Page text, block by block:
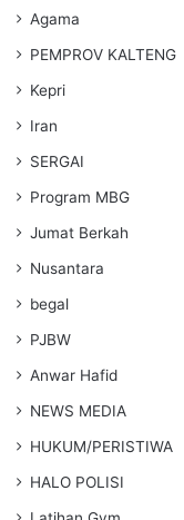
Agama
PEMPROV KALTENG
Kepri
Iran
SERGAI
Program MBG
Jumat Berkah
Nusantara
begal
PJBW
Anwar Hafid
NEWS MEDIA
HUKUM/PERISTIWA
HALO POLISI